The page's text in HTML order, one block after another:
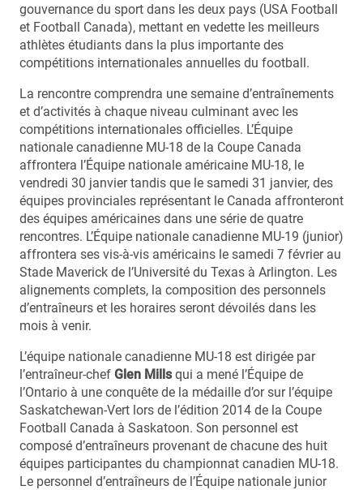
gouvernance du sport dans les deux pays (USA Football
et Football Canada), mettant en vedette les meilleurs
athlètes étudiants dans la plus importante des
compétitions internationales annuelles du football.
La rencontre comprendra une semaine d’entraînements
et d’activités à chaque niveau culminant avec les
compétitions internationales officielles. L’Équipe
nationale canadienne MU-18 de la Coupe Canada
affrontera l’Équipe nationale américaine MU-18, le
vendredi 30 janvier tandis que le samedi 31 janvier, des
équipes provinciales représentant le Canada affronteront
des équipes américaines dans une série de quatre
rencontres. L’Équipe nationale canadienne MU-19 (junior)
affrontera ses vis-à-vis américains le samedi 7 février au
Stade Maverick de l’Université du Texas à Arlington. Les
alignements complets, la composition des personnels
d’entraîneurs et les horaires seront dévoilés dans les
mois à venir.
L’équipe nationale canadienne MU-18 est dirigée par
l’entraîneur-chef Glen Millsqui a mené l’Équipe de
l’Ontario à une conquête de la médaille d’or sur l’équipe
Saskatchewan-Vert lors de l’édition 2014 de la Coupe
Football Canada à Saskatoon. Son personnel est
composé d’entraîneurs provenant de chacune des huit
équipes participantes du championnat canadien MU-18.
Le personnel d’entraîneurs de l’Équipe nationale junior